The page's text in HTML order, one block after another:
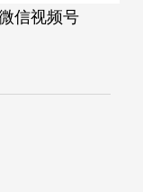
信视频号